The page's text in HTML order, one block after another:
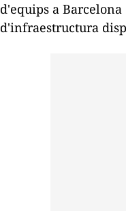
d'equips a
d'infraestructura